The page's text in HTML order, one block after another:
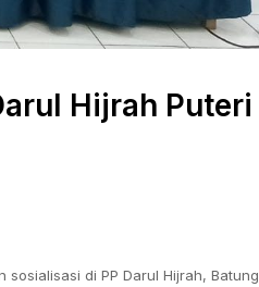
Hijrah Puteri
di PP Darul Hijrah, Batung